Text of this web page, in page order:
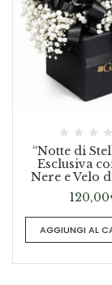
“Notte di
Esclusiva
Nere e Velo
120,00
AGGIUNGI AL